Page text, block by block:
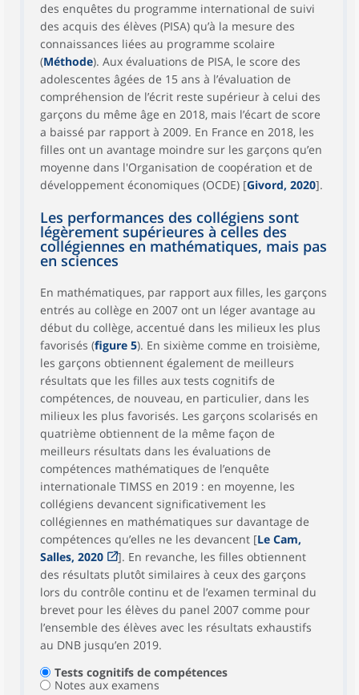
des enquêtes du programme international de suivi
des acquis des élèves (PISA) qu’à la mesure des
connaissances liées au programme scolaire
(Méthode). Aux évaluations de PISA, le score des
adolescentes âgées de 15 ans à l’évaluation de
compréhension de l’écrit reste supérieur à celui des
garçons du même âge en 2018, mais l’écart de score
a baissé par rapport à 2009. En France en 2018, les
filles ont un avantage moindre sur les garçons qu’en
moyenne dans l'Organisation de coopération et de
développement économiques (OCDE) [Givord, 2020].
Les performances des collégiens sont
légèrement supérieures à celles des
collégiennes en mathématiques, mais pas
en sciences
En mathématiques, par rapport aux filles, les garçons
entrés au collège en 2007 ont un léger avantage au
début du collège, accentué dans les milieux les plus
favorisés (figure 5). En sixième comme en troisième,
les garçons obtiennent également de meilleurs
résultats que les filles aux tests cognitifs de
compétences, de nouveau, en particulier, dans les
milieux les plus favorisés. Les garçons scolarisés en
quatrième obtiennent de la même façon de
meilleurs résultats dans les évaluations de
compétences mathématiques de l’enquête
internationale TIMSS en 2019 : en moyenne, les
collégiens devancent significativement les
collégiennes en mathématiques sur davantage de
compétences qu’elles ne les devancent [Le Cam,
Salles, 2020
]. En revanche, les filles obtiennent
des résultats plutôt similaires à ceux des garçons
lors du contrôle continu et de l’examen terminal du
brevet pour les élèves du panel 2007 comme pour
l’ensemble des élèves avec les résultats exhaustifs
au DNB jusqu’en 2019.
Tests cognitifs de compétences
Notes aux examens